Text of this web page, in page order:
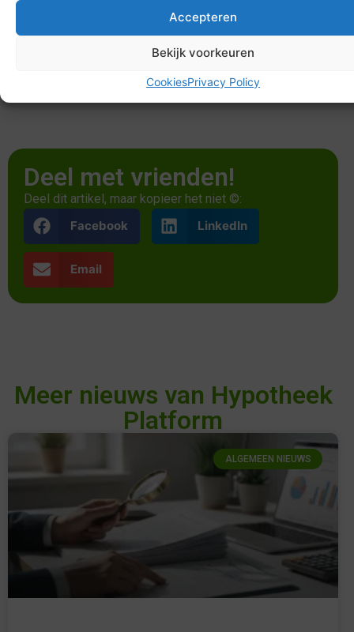
Deel met vrienden!
Deel dit artikel, maar kopieer het niet ©:
Facebook
LinkedIn
Email
Meer nieuws van Hypotheek
Platform
ALGEMEEN NIEUWS